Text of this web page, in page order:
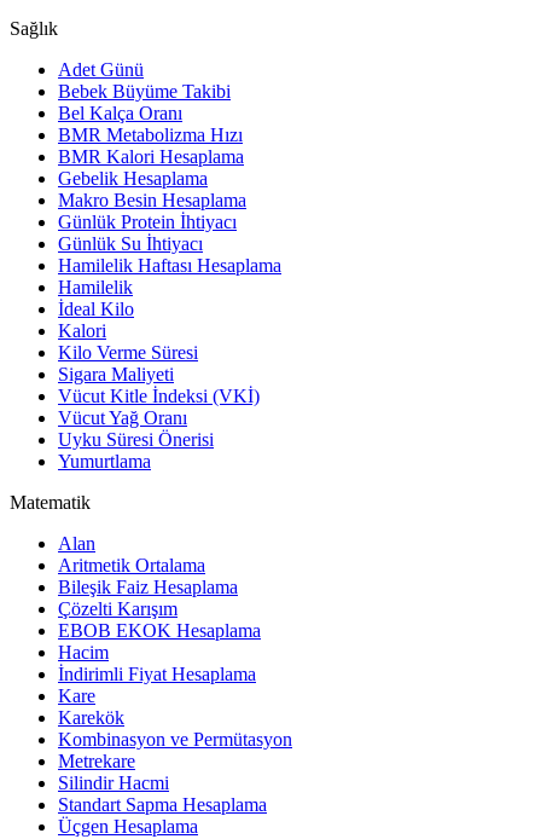
Sağlık
Adet Günü
Bebek Büyüme Takibi
Bel Kalça Oranı
BMR Metabolizma Hızı
BMR Kalori Hesaplama
Gebelik Hesaplama
Makro Besin Hesaplama
Günlük Protein İhtiyacı
Günlük Su İhtiyacı
Hamilelik Haftası Hesaplama
Hamilelik
İdeal Kilo
Kalori
Kilo Verme Süresi
Sigara Maliyeti
Vücut Kitle İndeksi (VKİ)
Vücut Yağ Oranı
Uyku Süresi Önerisi
Yumurtlama
Matematik
Alan
Aritmetik Ortalama
Bileşik Faiz Hesaplama
Çözelti Karışım
EBOB EKOK Hesaplama
Hacim
İndirimli Fiyat Hesaplama
Kare
Karekök
Kombinasyon ve Permütasyon
Metrekare
Silindir Hacmi
Standart Sapma Hesaplama
Üçgen Hesaplama